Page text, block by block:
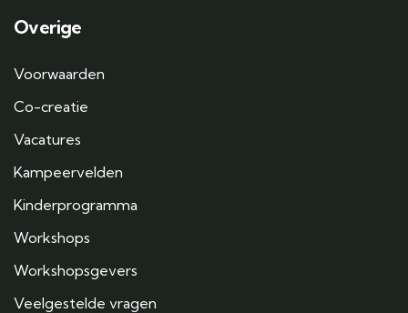
Overige
Voorwaarden
Co-creatie
Vacatures
Kampeervelden
Kinderprogramma
Workshops
Workshopsgevers
Veelgestelde vragen